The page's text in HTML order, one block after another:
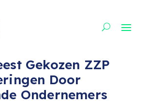
Gekozen ZZP
Door
Ondernemers